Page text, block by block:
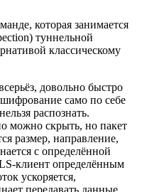
которая занимается
туннельной
классическому
довольно быстро
само по себе
распознать.
можно скрыть, но пакет
размер, направление,
с определённой
клиент определённым
ускоряется,
передавать данные.